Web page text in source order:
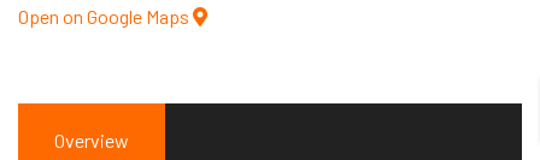
Open on Google Maps
Overview